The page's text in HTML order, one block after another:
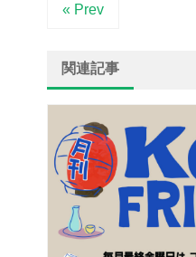
« Prev
関連記事